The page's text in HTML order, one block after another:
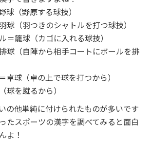
球（野原する球技）
球（羽つきのシャトルを打つ球技）
＝籠球（カゴに入れる球技）
球（自陣から相手コートにボールを排
卓球（卓の上で球を打つから）
球を蹴るから）
の他単純に付けられたものが多いです
たスポーツの漢字を調べてみると面白
よ！